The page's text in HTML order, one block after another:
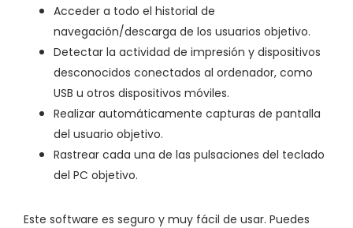
Acceder a todo el historial de
navegación/descarga de los usuarios objetivo.
Detectar la actividad de impresión y dispositivos
desconocidos conectados al ordenador, como
USB u otros dispositivos móviles.
Realizar automáticamente capturas de pantalla
del usuario objetivo.
Rastrear cada una de las pulsaciones del teclado
del PC objetivo.
Este software es seguro y muy fácil de usar. Puedes